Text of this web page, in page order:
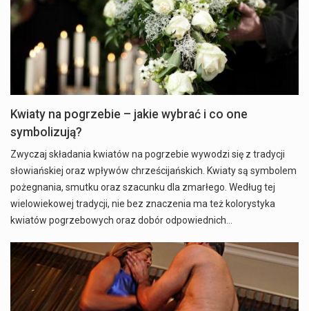
Kwiaty na pogrzebie – jakie wybrać i co one
symbolizują?
Zwyczaj składania kwiatów na pogrzebie wywodzi się z tradycji
słowiańskiej oraz wpływów chrześcijańskich. Kwiaty są symbolem
pożegnania, smutku oraz szacunku dla zmarłego. Według tej
wielowiekowej tradycji, nie bez znaczenia ma też kolorystyka
kwiatów pogrzebowych oraz dobór odpowiednich…